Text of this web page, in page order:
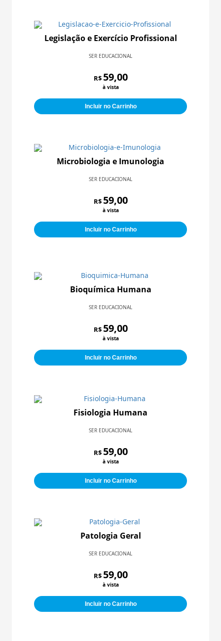
Legislação e Exercício Profissional
SER EDUCACIONAL
R$ 59,00
à vista
Incluir no Carrinho
Microbiologia e Imunologia
SER EDUCACIONAL
R$ 59,00
à vista
Incluir no Carrinho
Bioquímica Humana
SER EDUCACIONAL
R$ 59,00
à vista
Incluir no Carrinho
Fisiologia Humana
SER EDUCACIONAL
R$ 59,00
à vista
Incluir no Carrinho
Patologia Geral
SER EDUCACIONAL
R$ 59,00
à vista
Incluir no Carrinho